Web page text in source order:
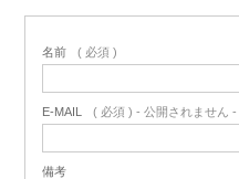
名前 ( 必須 )
E-MAIL ( 必須 ) - 公開されません -
備考